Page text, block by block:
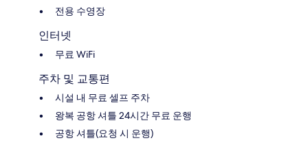
전용 수영장
인터넷
무료 WiFi
주차 및 교통편
시설 내 무료 셀프 주차
왕복 공항 셔틀 24시간 무료 운행
공항 셔틀(요청 시 운행)